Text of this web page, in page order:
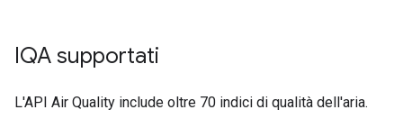
IQA supportati
L'API Air Quality include oltre 70 indici di qualità dell'aria.